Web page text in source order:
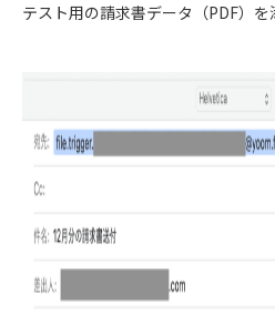
テスト用の請求書データ（PDF）を